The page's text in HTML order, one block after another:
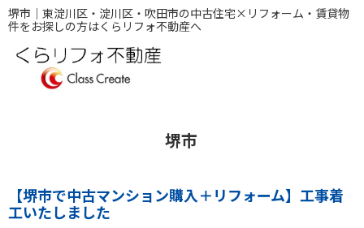
堺市｜東淀川区・淀川区・吹田市の中古住宅×リフォーム・賃貸物
件をお探しの方はくらリフォ不動産へ
堺市
【堺市で中古マンション購入＋リフォーム】工事着
工いたしました